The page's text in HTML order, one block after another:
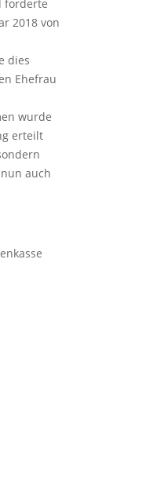
forderte
2018 von
dies
Ehefrau
wurde
erteilt
auch